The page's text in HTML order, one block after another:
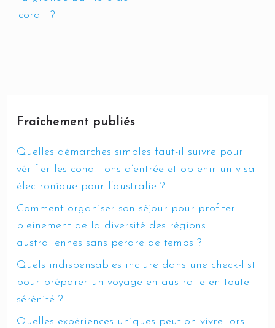
corail ?
Fraîchement publiés
Quelles démarches simples faut-il suivre pour
vérifier les conditions d’entrée et obtenir un visa
électronique pour l’australie ?
Comment organiser son séjour pour profiter
pleinement de la diversité des régions
australiennes sans perdre de temps ?
Quels indispensables inclure dans une check-list
pour préparer un voyage en australie en toute
sérénité ?
Quelles expériences uniques peut-on vivre lors